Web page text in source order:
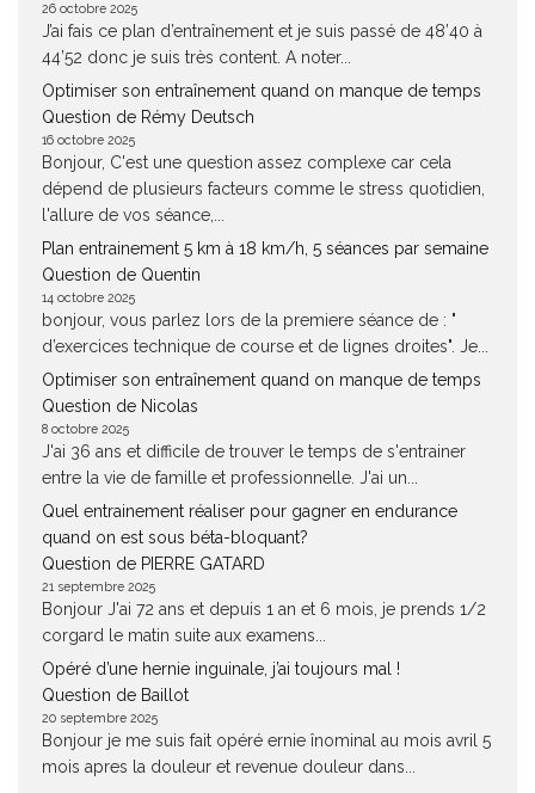
26 octobre 2025
J’ai fais ce plan d’entraînement et je suis passé de 48’40 à
44’52 donc je suis très content. A noter...
Optimiser son entraînement quand on manque de temps
Question de Rémy Deutsch
16 octobre 2025
Bonjour, C'est une question assez complexe car cela
dépend de plusieurs facteurs comme le stress quotidien,
l'allure de vos séance,...
Plan entrainement 5 km à 18 km/h, 5 séances par semaine
Question de Quentin
14 octobre 2025
bonjour, vous parlez lors de la premiere séance de : "
d’exercices technique de course et de lignes droites". Je...
Optimiser son entraînement quand on manque de temps
Question de Nicolas
8 octobre 2025
J'ai 36 ans et difficile de trouver le temps de s'entrainer
entre la vie de famille et professionnelle. J'ai un...
Quel entrainement réaliser pour gagner en endurance
quand on est sous béta-bloquant?
Question de PIERRE GATARD
21 septembre 2025
Bonjour J'ai 72 ans et depuis 1 an et 6 mois, je prends 1/2
corgard le matin suite aux examens...
Opéré d’une hernie inguinale, j’ai toujours mal !
Question de Baillot
20 septembre 2025
Bonjour je me suis fait opéré ernie înominal au mois avril 5
mois apres la douleur et revenue douleur dans...